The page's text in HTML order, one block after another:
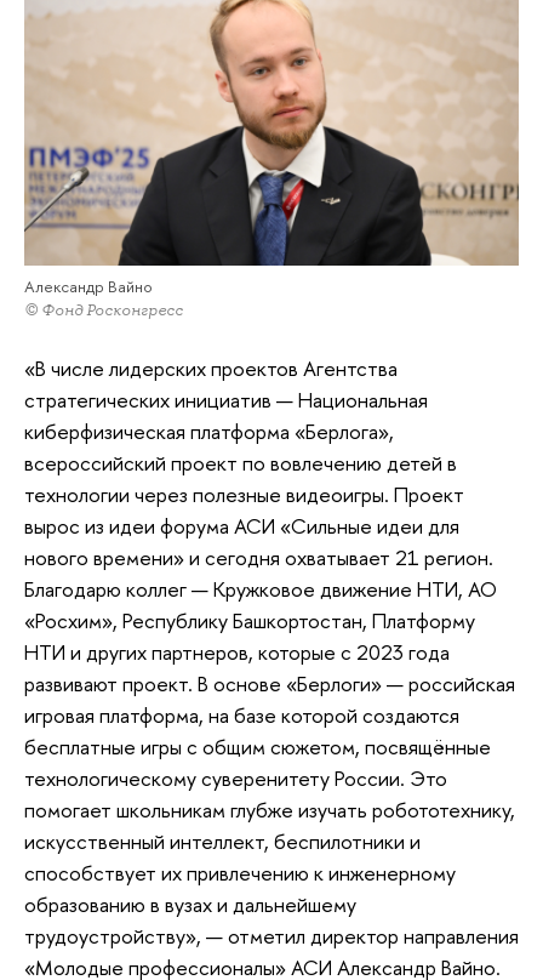
Александр Вайно
© Фонд Росконгресс
«В числе лидерских проектов Агентства
стратегических инициатив — Национальная
киберфизическая платформа «Берлога»,
всероссийский проект по вовлечению детей в
технологии через полезные видеоигры. Проект
вырос из идеи форума АСИ «Сильные идеи для
нового времени» и сегодня охватывает 21 регион.
Благодарю коллег — Кружковое движение НТИ, АО
«Росхим», Республику Башкортостан, Платформу
НТИ и других партнеров, которые с 2023 года
развивают проект. В основе «Берлоги» — российская
игровая платформа, на базе которой создаются
бесплатные игры с общим сюжетом, посвящённые
технологическому суверенитету России. Это
помогает школьникам глубже изучать робототехнику,
искусственный интеллект, беспилотники и
способствует их привлечению к инженерному
образованию в вузах и дальнейшему
трудоустройству», — отметил директор направления
«Молодые профессионалы» АСИ Александр Вайно.